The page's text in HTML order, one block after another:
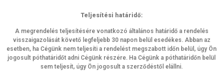
Teljesítési határidő:
A megrendelés teljesítésére vonatkozó általános határidő a rendelés
visszaigazolását követő legfeljebb 30 napon belül esedékes. Abban az
esetben, ha Cégünk nem teljesíti a rendelést megszabott időn belül, úgy Ön
jogosult póthatáridőt adni Cégünk részére. Ha Cégünk a póthatáridőn belül
sem teljesít, úgy Ön jogosult a szerződéstől elállni.